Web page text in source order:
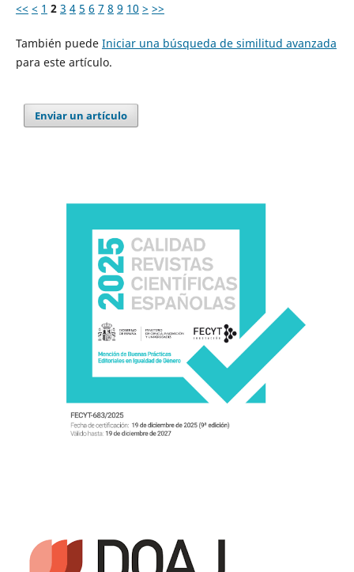
<< < 1 2 3 4 5 6 7 8 9 10 > >>
También puede Iniciar una búsqueda de similitud avanzada
para este artículo.
Enviar un artículo